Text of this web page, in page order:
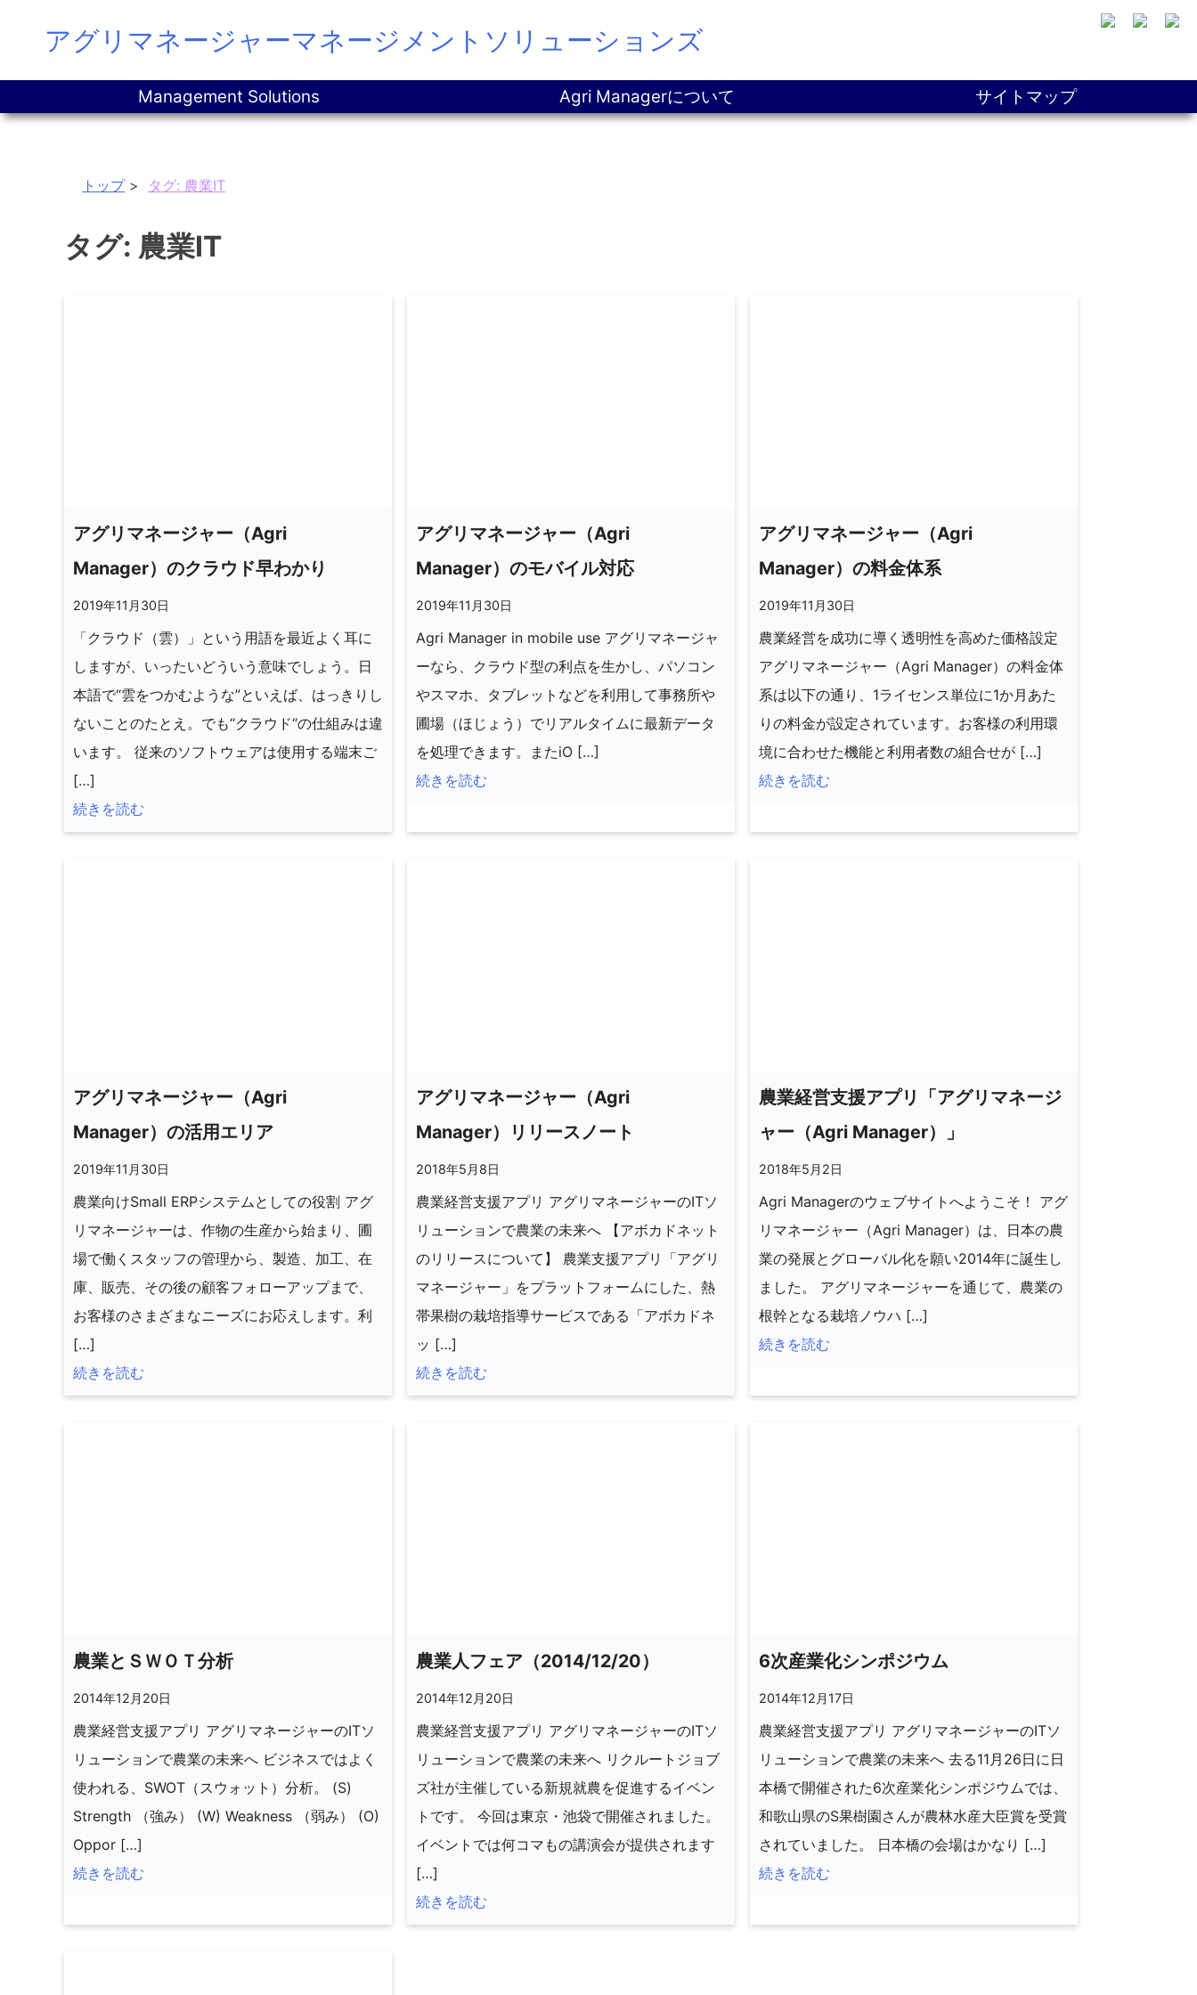
アグリマネージャーマネージメントソリューションズ
Management Solutions Agri Managerについて サイトマップ
トップ タグ: 農業IT
タグ: 農業IT
アグリマネージャー（Agri
Manager）のクラウド早わかり
2019年11月30日
「クラウド（雲）」という用語を最近よく耳に
しますが、いったいどういう意味でしょう。日
本語で“雲をつかむような”といえば、はっきりし
ないことのたとえ。でも“クラウド“の仕組みは違
います。 従来のソフトウェアは使用する端末ご
[…]
続きを読む
アグリマネージャー（Agri
Manager）のモバイル対応
2019年11月30日
Agri Manager in mobile use アグリマネージャ
ーなら、クラウド型の利点を生かし、パソコン
やスマホ、タブレットなどを利用して事務所や
圃場（ほじょう）でリアルタイムに最新データ
を処理できます。またiO […]
続きを読む
アグリマネージャー（Agri
Manager）の料金体系
2019年11月30日
農業経営を成功に導く透明性を高めた価格設定
アグリマネージャー（Agri Manager）の料金体
系は以下の通り、1ライセンス単位に1か月あた
りの料金が設定されています。お客様の利用環
境に合わせた機能と利用者数の組合せが […]
続きを読む
アグリマネージャー（Agri
Manager）の活用エリア
2019年11月30日
農業向けSmall ERPシステムとしての役割 アグ
リマネージャーは、作物の生産から始まり、圃
場で働くスタッフの管理から、製造、加工、在
庫、販売、その後の顧客フォローアップまで、
お客様のさまざまなニーズにお応えします。利
[…]
続きを読む
アグリマネージャー（Agri
Manager）リリースノート
2018年5月8日
農業経営支援アプリ アグリマネージャーのITソ
リューションで農業の未来へ 【アボカドネット
のリリースについて】 農業支援アプリ「アグリ
マネージャー」をプラットフォームにした、熱
帯果樹の栽培指導サービスである「アボカドネ
ッ […]
続きを読む
農業経営支援アプリ「アグリマネージ
ャー（Agri Manager）」
2018年5月2日
Agri Managerのウェブサイトへようこそ！ アグ
リマネージャー（Agri Manager）は、日本の農
業の発展とグローバル化を願い2014年に誕生し
ました。 アグリマネージャーを通じて、農業の
根幹となる栽培ノウハ […]
続きを読む
農業とＳＷＯＴ分析
2014年12月20日
農業経営支援アプリ アグリマネージャーのITソ
リューションで農業の未来へ ビジネスではよく
使われる、SWOT（スウォット）分析。 (S)
Strength （強み） (W) Weakness （弱み） (O)
Oppor […]
続きを読む
農業人フェア（2014/12/20）
2014年12月20日
農業経営支援アプリ アグリマネージャーのITソ
リューションで農業の未来へ リクルートジョブ
ズ社が主催している新規就農を促進するイベン
トです。 今回は東京・池袋で開催されました。
イベントでは何コマもの講演会が提供されます
[…]
続きを読む
6次産業化シンポジウム
2014年12月17日
農業経営支援アプリ アグリマネージャーのITソ
リューションで農業の未来へ 去る11月26日に日
本橋で開催された6次産業化シンポジウムでは、
和歌山県のS果樹園さんが農林水産大臣賞を受賞
されていました。 日本橋の会場はかなり […]
続きを読む